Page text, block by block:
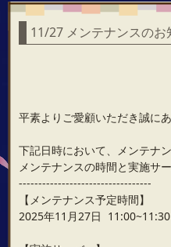
11/27 メンテナンスのお
平素よりご愛顧いただき誠に
下記日時において、メンテナ
メンテナンスの時間と実施サ
----------------------------------
【メンテナンス予定時間】
2025年11月27日 11:00~11:30